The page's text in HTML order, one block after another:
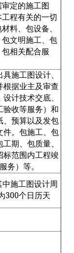
定的施工图
程有关的一切
料、包设备、
文明施工、包
相关配合服
施工图设计、
根据业主及审查
计技术交底、
验收等服务）和
、预算以及发包
件。包施工、包
期、包质量、
标范围内工程竣
务）等。
施工图设计周
300个日历天